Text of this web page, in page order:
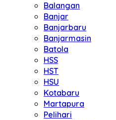
Balangan
Banjar
Banjarbaru
Banjarmasin
Batola
HSS
HST
HSU
Kotabaru
Martapura
Pelihari